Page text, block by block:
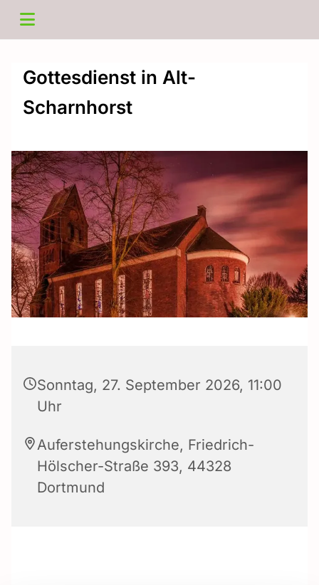
Gottesdienst in Alt-
Scharnhorst
Sonntag, 27. September 2026, 11:00
Uhr
Auferstehungskirche, Friedrich-
Hölscher-Straße 393, 44328
Dortmund